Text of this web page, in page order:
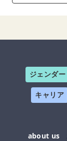
ジェンダー
キャリア
about us